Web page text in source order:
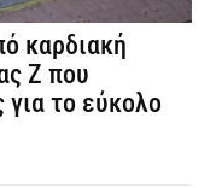
καρδιακή
Ζ που
για το εύκολο